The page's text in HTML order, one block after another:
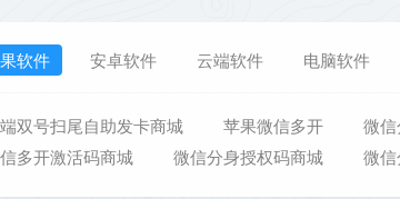
软件 安卓软件 云端软件 电脑软件
双号扫尾自助发卡商城 苹果微信多开 微
多开激活码商城
微信分身授权码商城 微